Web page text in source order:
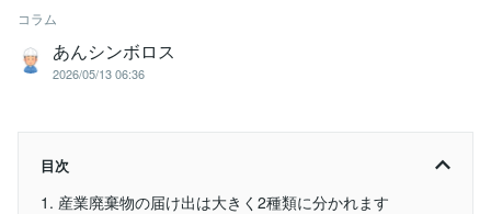
コラム
あんシンボロス
2026/05/13 06:36
目次
1. 産業廃棄物の届け出は大きく2種類に分かれます